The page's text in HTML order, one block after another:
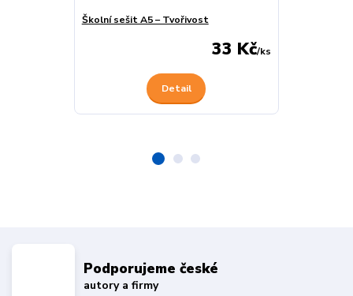
Školní sešit A5 – Tvořivost
33 Kč/ks
Detail
Podporujeme české
autory a firmy